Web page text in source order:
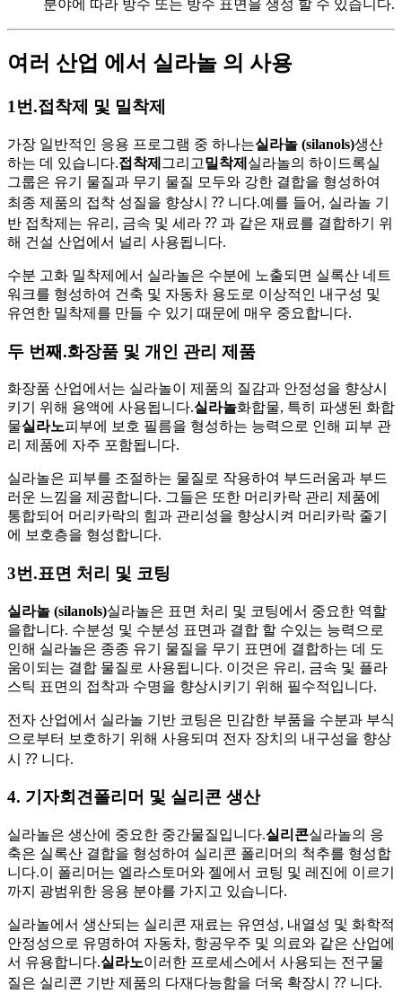
분야에 따라 방수 또는 방수 표면을 생성 할 수 있습니다.
여러 산업 에서 실라놀 의 사용
1번.접착제 및 밀착제
가장 일반적인 응용 프로그램 중 하나는실라놀 (silanols)생산
하는 데 있습니다.접착제 그리고밀착제 실라놀의 하이드록실
그룹은 유기 물질과 무기 물질 모두와 강한 결합을 형성하여
최종 제품의 접착 성질을 향상시 ⁇ 니다.예를 들어, 실라놀 기
반 접착제는 유리, 금속 및 세라 ⁇ 과 같은 재료를 결합하기 위
해 건설 산업에서 널리 사용됩니다.
수분 고화 밀착제에서 실라놀은 수분에 노출되면 실록산 네트
워크를 형성하여 건축 및 자동차 용도로 이상적인 내구성 및
유연한 밀착제를 만들 수 있기 때문에 매우 중요합니다.
두 번째.화장품 및 개인 관리 제품
화장품 산업에서는 실라놀이 제품의 질감과 안정성을 향상시
키기 위해 용액에 사용됩니다.실라놀화합물, 특히 파생된 화합
물실라노피부에 보호 필름을 형성하는 능력으로 인해 피부 관
리 제품에 자주 포함됩니다.
실라놀은 피부를 조절하는 물질로 작용하여 부드러움과 부드
러운 느낌을 제공합니다. 그들은 또한 머리카락 관리 제품에
통합되어 머리카락의 힘과 관리성을 향상시켜 머리카락 줄기
에 보호층을 형성합니다.
3번.표면 처리 및 코팅
실라놀 (silanols)실라놀은 표면 처리 및 코팅에서 중요한 역할
을합니다. 수분성 및 수분성 표면과 결합 할 수있는 능력으로
인해 실라놀은 종종 유기 물질을 무기 표면에 결합하는 데 도
움이되는 결합 물질로 사용됩니다. 이것은 유리, 금속 및 플라
스틱 표면의 접착과 수명을 향상시키기 위해 필수적입니다.
전자 산업에서 실라놀 기반 코팅은 민감한 부품을 수분과 부식
으로부터 보호하기 위해 사용되며 전자 장치의 내구성을 향상
시 ⁇ 니다.
4. 기자회견폴리머 및 실리콘 생산
실라놀은 생산에 중요한 중간물질입니다.실리콘실라놀의 응
축은 실록산 결합을 형성하여 실리콘 폴리머의 척추를 형성합
니다.이 폴리머는 엘라스토머와 젤에서 코팅 및 레진에 이르기
까지 광범위한 응용 분야를 가지고 있습니다.
실라놀에서 생산되는 실리콘 재료는 유연성, 내열성 및 화학적
안정성으로 유명하여 자동차, 항공우주 및 의료와 같은 산업에
서 유용합니다.실라노이러한 프로세스에서 사용되는 전구물
질은 실리콘 기반 제품의 다재다능함을 더욱 확장시 ⁇ 니다.